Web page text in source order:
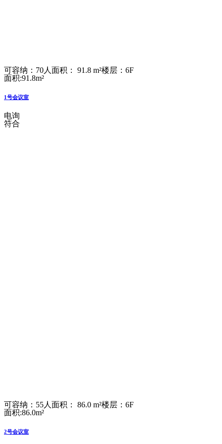
可容纳：70人 面积： 91.8 m²楼层：6F
面积:91.8m²
1号会议室
电询
符合
可容纳：55人 面积： 86.0 m²楼层：6F
面积:86.0m²
2号会议室